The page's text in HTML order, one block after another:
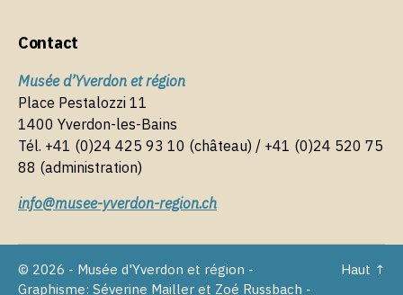
Contact
Musée d’Yverdon et région
Place Pestalozzi 11
1400 Yverdon-les-Bains
Tél. +41 (0)24 425 93 10 (château) / +41 (0)24 520 75
88 (administration)
info@musee-yverdon-region.ch
© 2026 - Musée d'Yverdon et région -
Graphisme: Séverine Mailler et Zoé Russbach -
Haut ↑